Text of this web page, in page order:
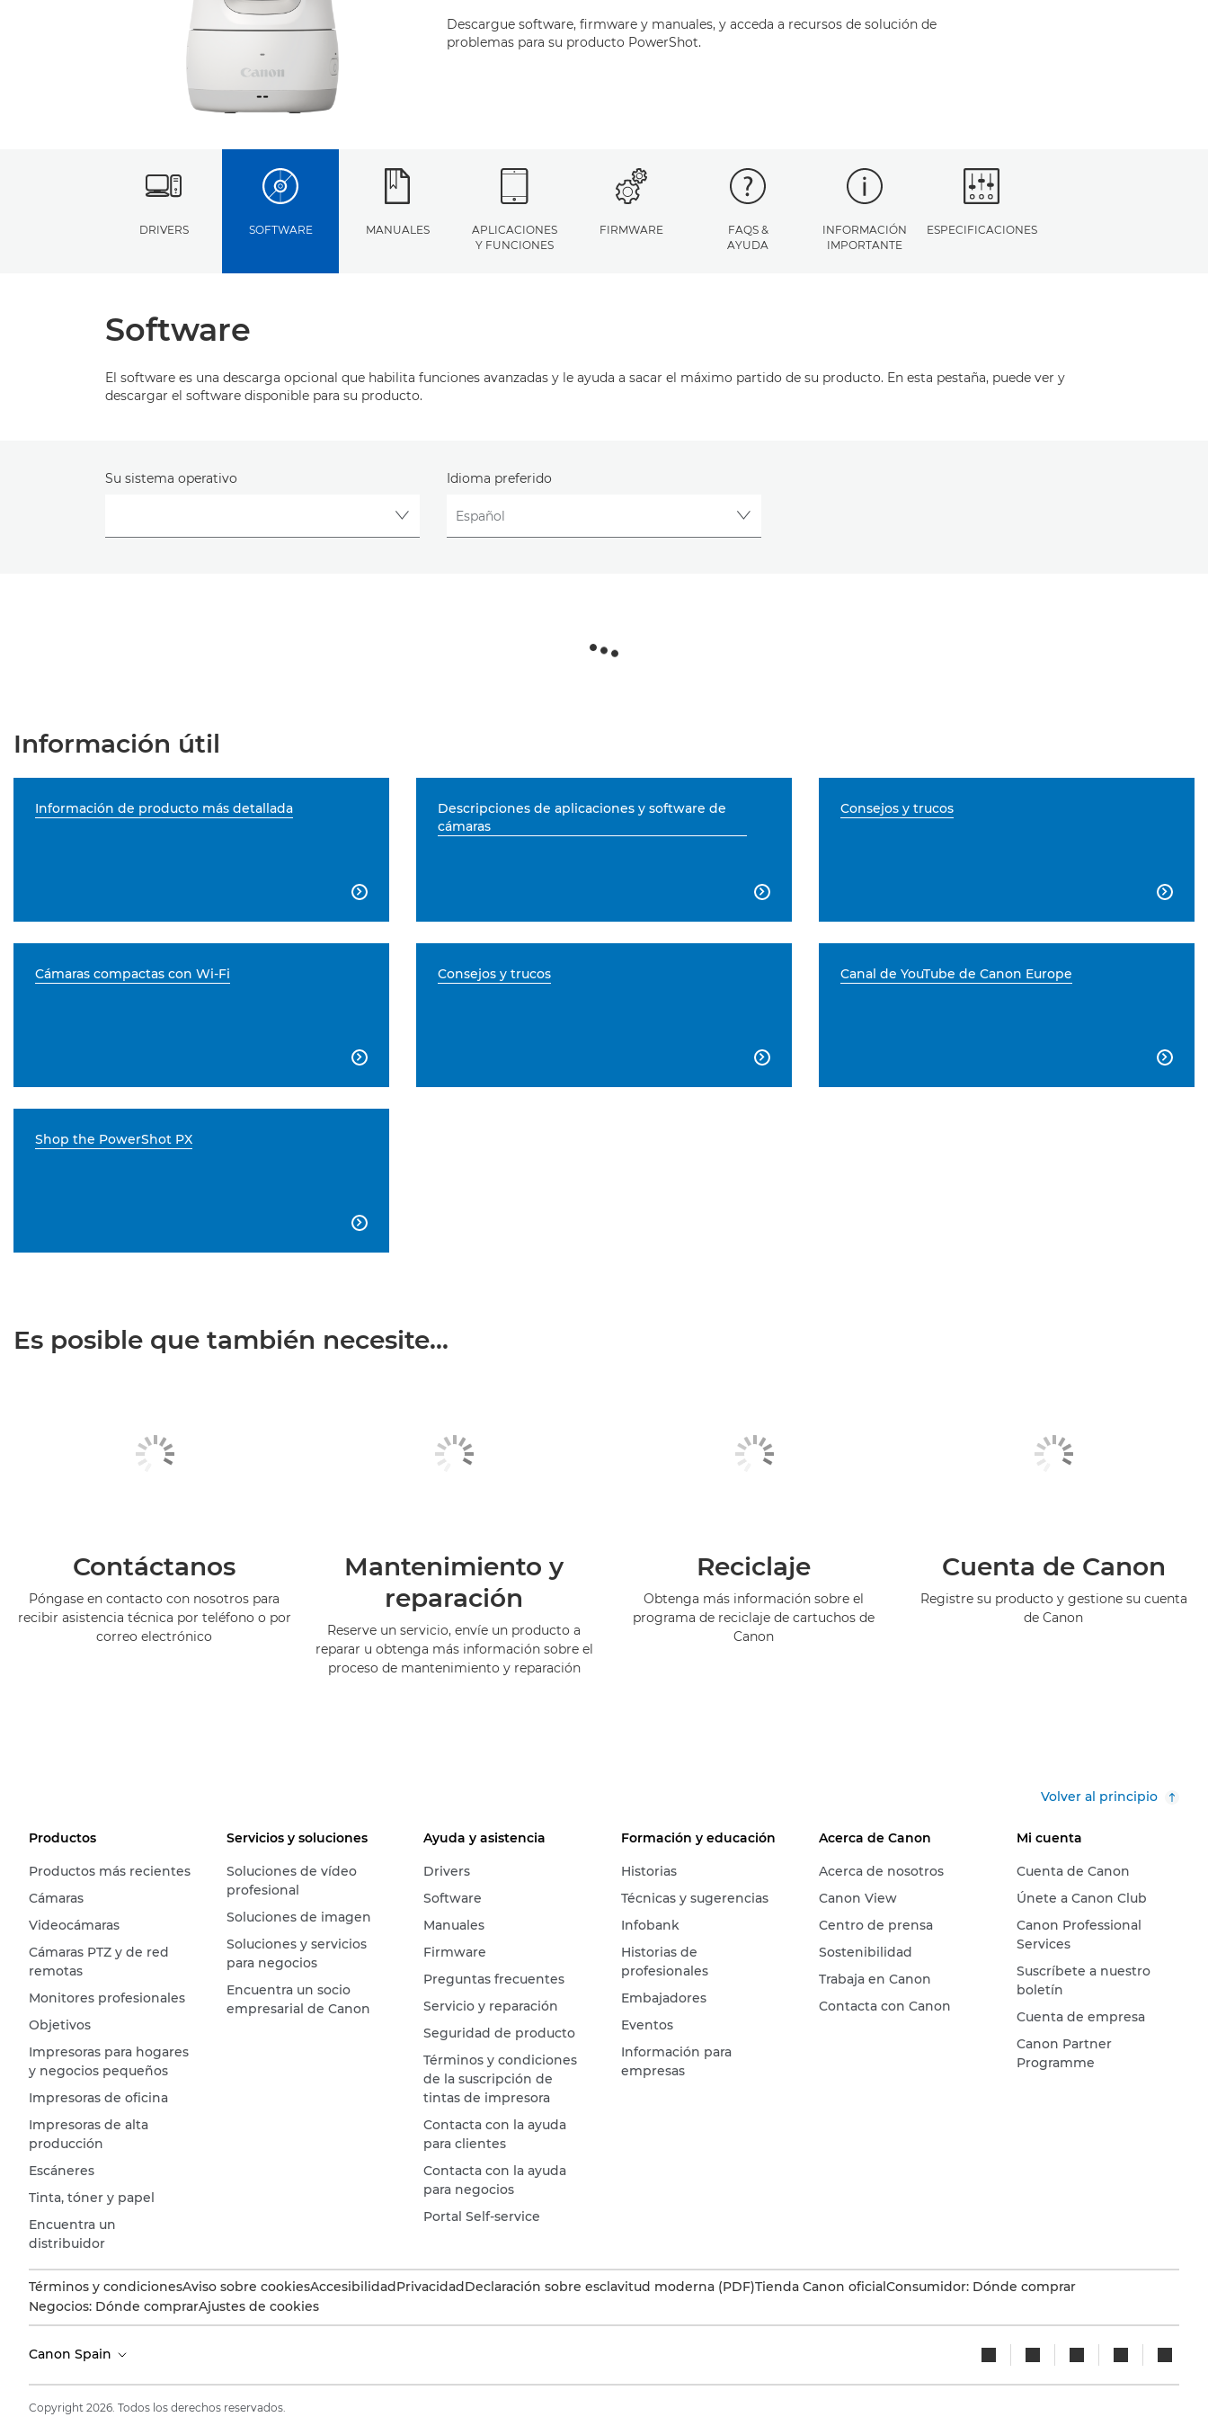
Descargue software, firmware y manuales, y acceda a recursos de solución de
problemas para su producto PowerShot.
DRIVERS SOFTWARE MANUALES
APLICACIONES
Y FUNCIONES
FIRMWARE
FAQS &
AYUDA
INFORMACIÓN
IMPORTANTE
ESPECIFICACIONES
Software
El software es una descarga opcional que habilita funciones avanzadas y le ayuda a sacar el máximo partido de su producto. En esta pestaña, puede ver y
descargar el software disponible para su producto.
Su sistema operativo Idioma preferido
Información útil
Información de producto más detallada

Descripciones de aplicaciones y software de
cámaras

Consejos y trucos

Cámaras compactas con Wi-Fi

Consejos y trucos

Canal de YouTube de Canon Europe

Shop the PowerShot PX

Es posible que también necesite...
Contáctanos
Póngase en contacto con nosotros para
recibir asistencia técnica por teléfono o por
correo electrónico
Mantenimiento y
reparación
Reserve un servicio, envíe un producto a
reparar u obtenga más información sobre el
proceso de mantenimiento y reparación
Reciclaje
Obtenga más información sobre el
programa de reciclaje de cartuchos de
Canon
Cuenta de Canon
Registre su producto y gestione su cuenta
de Canon
Volver al principio
Productos
Productos más recientes
Cámaras
Videocámaras
Cámaras PTZ y de red
remotas
Monitores profesionales
Objetivos
Impresoras para hogares
y negocios pequeños
Impresoras de oficina
Impresoras de alta
producción
Escáneres
Tinta, tóner y papel
Encuentra un
distribuidor
Servicios y soluciones
Soluciones de vídeo
profesional
Soluciones de imagen
Soluciones y servicios
para negocios
Encuentra un socio
empresarial de Canon
Ayuda y asistencia
Drivers
Software
Manuales
Firmware
Preguntas frecuentes
Servicio y reparación
Seguridad de producto
Términos y condiciones
de la suscripción de
tintas de impresora
Contacta con la ayuda
para clientes
Contacta con la ayuda
para negocios
Portal Self-service
Formación y educación
Historias
Técnicas y sugerencias
Infobank
Historias de
profesionales
Embajadores
Eventos
Información para
empresas
Acerca de Canon
Acerca de nosotros
Canon View
Centro de prensa
Sostenibilidad
Trabaja en Canon
Contacta con Canon
Mi cuenta
Cuenta de Canon
Únete a Canon Club
Canon Professional
Services
Suscríbete a nuestro
boletín
Cuenta de empresa
Canon Partner
Programme
Términos y condicionesAviso sobre cookiesAccesibilidadPrivacidadDeclaración sobre esclavitud moderna (PDF)Tienda Canon oficialConsumidor: Dónde comprar
Negocios: Dónde comprarAjustes de cookies
Canon Spain
Copyright 2026. Todos los derechos reservados.